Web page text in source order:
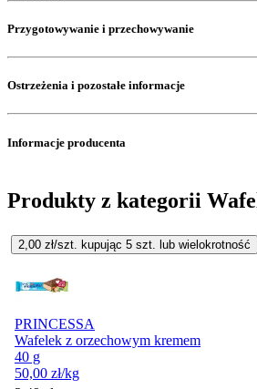
Przygotowywanie i przechowywanie
Ostrzeżenia i pozostałe informacje
Informacje producenta
Produkty z kategorii
2,00 zł/szt. kupując 5 szt. lub wielokrotność
PRINCESSA
Wafelek z orzechowym kremem
40 g
50,00 zł/kg